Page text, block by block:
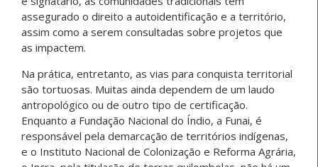
assegurado o direito a autoidentificação e a território,
assim como a serem consultadas sobre projetos que
as impactem.
Na prática, entretanto, as vias para conquista territorial
são tortuosas. Muitas ainda dependem de um laudo
antropológico ou de outro tipo de certificação.
Enquanto a Fundação Nacional do Índio, a Funai, é
responsável pela demarcação de territórios indígenas,
e o Instituto Nacional de Colonização e Reforma Agrária,